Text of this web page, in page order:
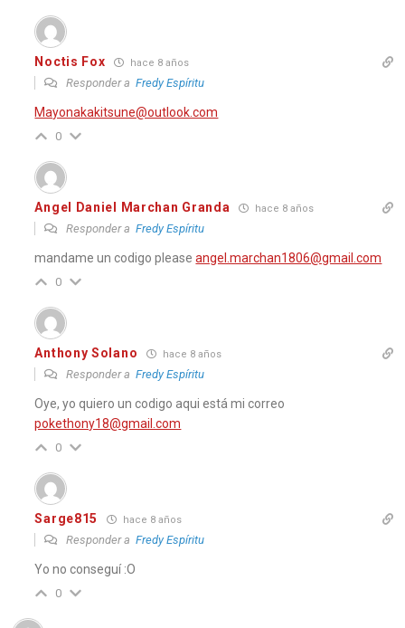
Noctis Fox hace 8 años
Responder aFredy Espíritu
Mayonakakitsune@outlook.com
0
Angel Daniel Marchan Granda hace 8 años
Responder aFredy Espíritu
mandame un codigo pleaseangel.marchan1806@gmail.com
0
Anthony Solano hace 8 años
Responder aFredy Espíritu
Oye, yo quiero un codigo aqui está mi correo
pokethony18@gmail.com
0
Sarge815 hace 8 años
Responder aFredy Espíritu
Yo no conseguí :O
0